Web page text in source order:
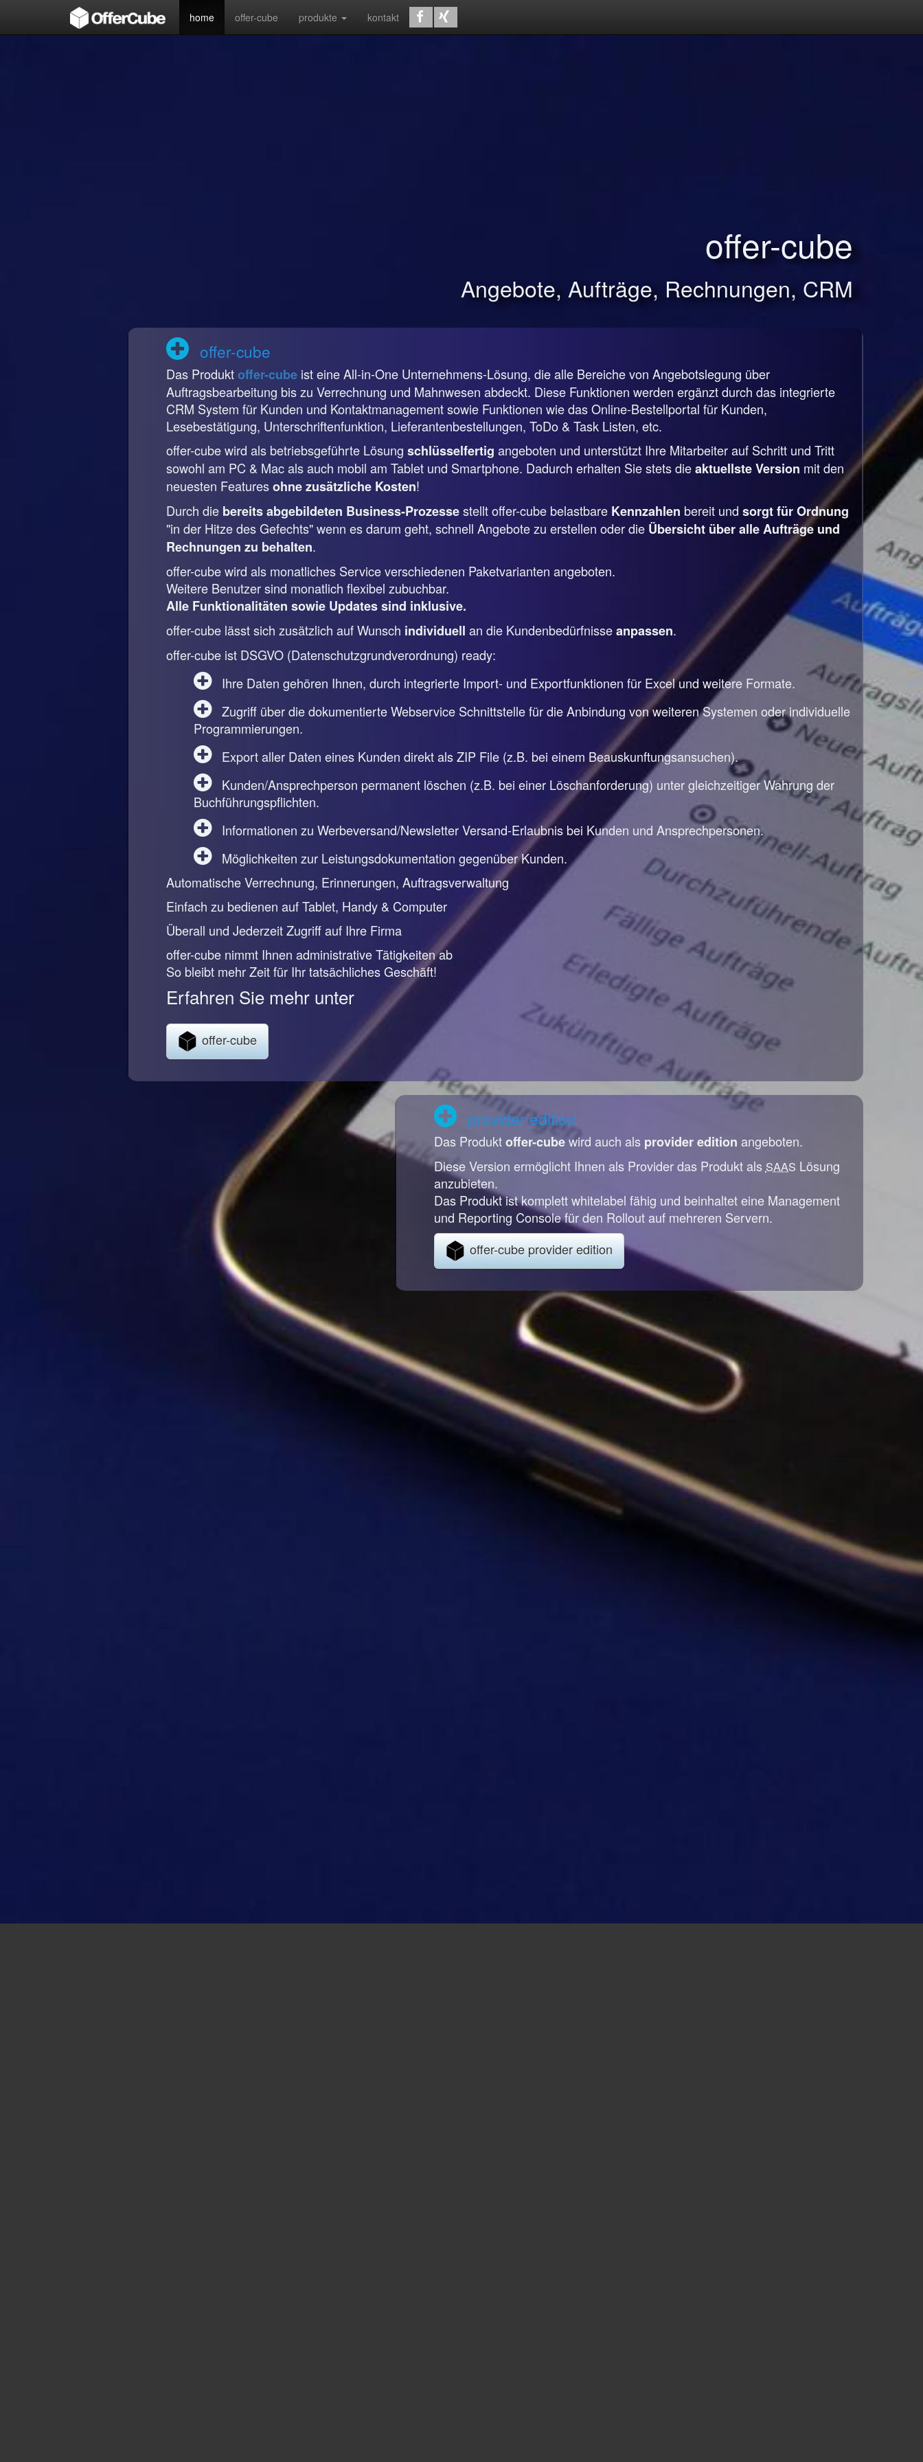
home offer-cube produkte kontakt
offer-cube
Angebote, Aufträge, Rechnungen, CRM
offer-cube
Das Produktoffer-cubeist eine All-in-One Unternehmens-Lösung, die alle Bereiche von Angebotslegung über
Auftragsbearbeitung bis zu Verrechnung und Mahnwesen abdeckt. Diese Funktionen werden ergänzt durch das integrierte
CRM System für Kunden und Kontaktmanagement sowie Funktionen wie das Online-Bestellportal für Kunden,
Lesebestätigung, Unterschriftenfunktion, Lieferantenbestellungen, ToDo & Task Listen, etc.
offer-cube wird als betriebsgeführte Lösung schlüsselfertig angeboten und unterstützt Ihre Mitarbeiter auf Schritt und Tritt
sowohl am PC & Mac als auch mobil am Tablet und Smartphone. Dadurch erhalten Sie stets dieaktuellste Version mit den
neuesten Featuresohne zusätzliche Kosten!
Durch die bereits abgebildeten Business-Prozessestellt offer-cube belastbare Kennzahlen bereit und sorgt für Ordnung
"in der Hitze des Gefechts" wenn es darum geht, schnell Angebote zu erstellen oder die Übersicht über alle Aufträge und
Rechnungen zu behalten.
offer-cube wird als monatliches Service verschiedenen Paketvarianten angeboten.
Weitere Benutzer sind monatlich flexibel zubuchbar.
Alle Funktionalitäten sowie Updates sind inklusive.
offer-cube lässt sich zusätzlich auf Wunsch individuell an die Kundenbedürfnisseanpassen.
offer-cube ist DSGVO (Datenschutzgrundverordnung) ready:
Ihre Daten gehören Ihnen, durch integrierte Import- und Exportfunktionen für Excel und weitere Formate.
Zugriff über die dokumentierte Webservice Schnittstelle für die Anbindung von weiteren Systemen oder individuelle
Programmierungen.
Export aller Daten eines Kunden direkt als ZIP File (z.B. bei einem Beauskunftungsansuchen).
Kunden/Ansprechperson permanent löschen (z.B. bei einer Löschanforderung) unter gleichzeitiger Wahrung der
Buchführungspflichten.
Informationen zu Werbeversand/Newsletter Versand-Erlaubnis bei Kunden und Ansprechpersonen.
Möglichkeiten zur Leistungsdokumentation gegenüber Kunden.
Automatische Verrechnung, Erinnerungen, Auftragsverwaltung
Einfach zu bedienen auf Tablet, Handy & Computer
Überall und Jederzeit Zugriff auf Ihre Firma
offer-cube nimmt Ihnen administrative Tätigkeiten ab
So bleibt mehr Zeit für Ihr tatsächliches Geschäft!
Erfahren Sie mehr unter
offer-cube
provider edition
Das Produktoffer-cubewird auch als provider edition angeboten.
Diese Version ermöglicht Ihnen als Provider das Produkt als SAAS Lösung
anzubieten.
Das Produkt ist komplett whitelabel fähig und beinhaltet eine Management
und Reporting Console für den Rollout auf mehreren Servern.
offer-cube provider edition